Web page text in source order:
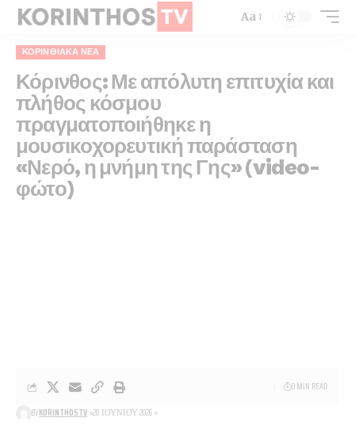
Aa
ΚΟΡΙΝΘΙΑΚΆ ΝΈΑ
Κόρινθος: Με απόλυτη επιτυχία και
πλήθος κόσμου
πραγματοποιήθηκε η
μουσικοχορευτική παράσταση
«Νερό, η μνήμη της Γης» (video-
φώτο)
BYKORINTHOSTV 28 ΙΟΥΝΊΟΥ 2026
0 MIN READ